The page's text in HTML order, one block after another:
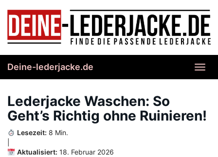
content
Deine-lederjacke.de
Lederjacke Waschen: So
Geht’s Richtig ohne Ruinieren!
Lesezeit: 8 Min.
Aktualisiert: 18. Februar 2026